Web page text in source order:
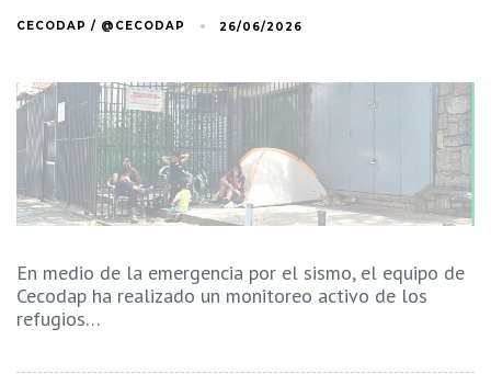
CECODAP / @CECODAP 26/06/2026
En medio de la emergencia por el sismo, el equipo de
Cecodap ha realizado un monitoreo activo de los
refugios…